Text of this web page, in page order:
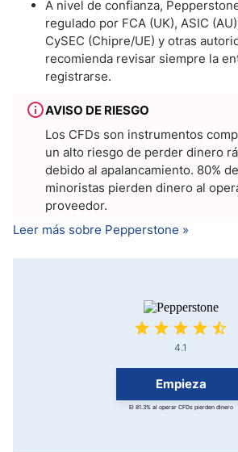
A nivel de confianza,
regulado por FCA (UK), ASIC
CySEC (Chipre/UE) y otras
recomienda revisar siempre la
registrarse.
AVISO DE RIESGO
Los CFDs son instrumentos
un alto riesgo de perder dinero
debido al apalancamiento. 80%
minoristas pierden dinero al
proveedor.
Leer más sobre Pepperstone »
4.1
Empieza
El 81.3% al operar CFDs pierden dinero